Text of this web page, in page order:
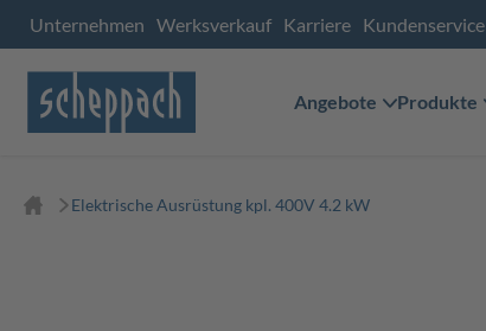
Unternehmen Werksverkauf Karriere Kundenservice
Angebote Produkte
Elektrische Ausrüstung kpl. 400V 4.2 kW